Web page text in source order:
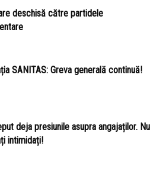
deschisă către partidele
SANITAS: Greva generală continuă!
deja presiunile asupra angajaților. Nu
intimidați!